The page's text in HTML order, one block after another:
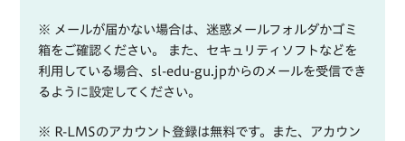
※ メールが届かない場合は、迷惑メールフォルダかゴミ
箱をご確認ください。 また、セキュリティソフトなどを
利用している場合、sl-edu-gu.jpからのメールを受信でき
るように設定してください。
※ R-LMSのアカウント登録は無料です。また、アカウン